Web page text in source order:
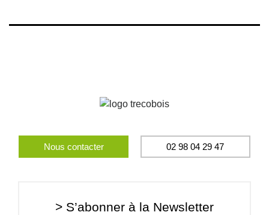
Nous contacter 02 98 04 29 47
> S’abonner à la Newsletter